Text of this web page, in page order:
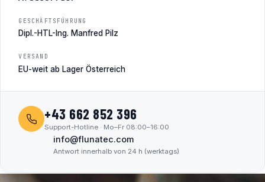
GESCHÄFTSFÜHRUNG
Dipl.-HTL-Ing. Manfred Pilz
VERSAND
EU-weit ab Lager Österreich
+43 662 852 396
Support-Hotline · Mo–Fr 08:00–16:00
info@flunatec.com
Antwort innerhalb von 24 h (werktags)